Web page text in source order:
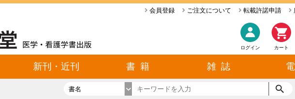
転載許諾申請
ご注文について
会員登録
カート
ログイン
新刊・近刊 書 籍 雑 誌
書名